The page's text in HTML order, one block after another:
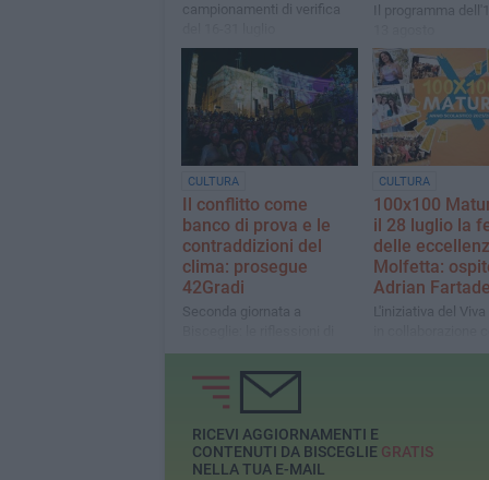
campionamenti di verifica
Il programma
CULTURA
Il conflitto come
banco di prova e le
contraddizioni del
clima: prosegue
42Gradi
Seconda giornata a
Mario Tozzi e Sabina
CULTURA
100x100
il 28 luglio la
delle
Molfetta:
Adrian Fartade
L'iniziativa del Viva
in collaborazione
Shopping celebra
RICEVI AGGIORNAMENTI E
CONTENUTI DA BISCEGLIE GRATIS
NELLA TUA E-MAIL